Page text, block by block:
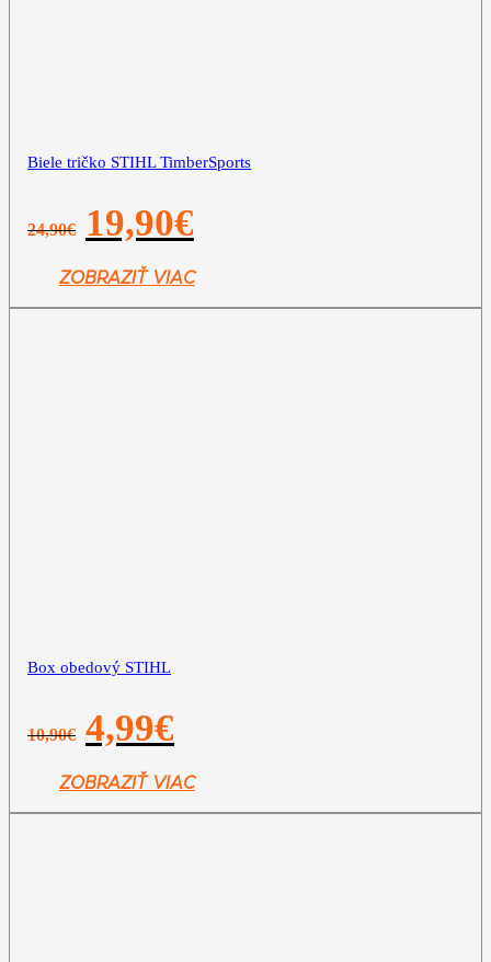
Biele tričko STIHL TimberSports
24,90€
Pôvodná
cena
24,90€.
19,90€
19,90€.
ZOBRAZIŤ VIAC
Box obedový STIHL
10,90€
Pôvodná
cena
10,90€.
4,99€
4,99€.
ZOBRAZIŤ VIAC